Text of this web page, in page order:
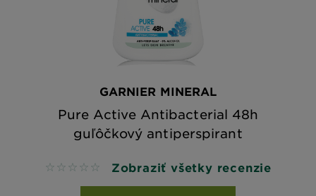
GARNIER MINERAL
Pure Active Antibacterial 48h
guľôčkový antiperspirant
No reviews Zobraziť všetky recenzie